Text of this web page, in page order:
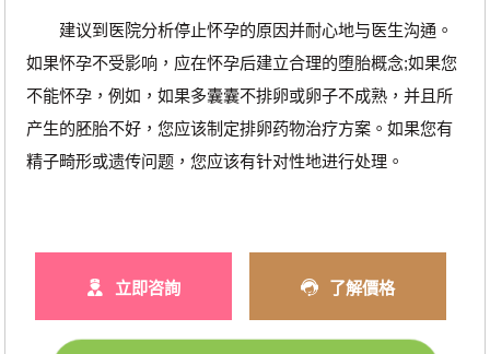
建议到医院分析停止怀孕的原因并耐心地与医生沟通。
如果怀孕不受影响，应在怀孕后建立合理的堕胎概念;如果您
不能怀孕，例如，如果多囊囊不排卵或卵子不成熟，并且所
产生的胚胎不好，您应该制定排卵药物治疗方案。如果您有
精子畸形或遗传问题，您应该有针对性地进行处理。
立即咨詢 了解價格